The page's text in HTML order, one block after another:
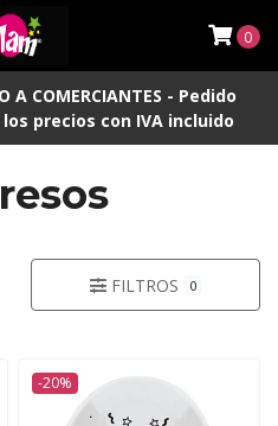
A COMERCIANTES - Pedido
precios con IVA incluido
0
FILTROS 0
-20%